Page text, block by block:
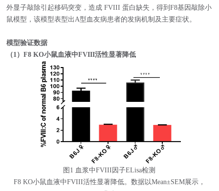
外显子敲除引起移码突变，造成 FVIII 蛋白缺失，得到F8基因敲除小
鼠模型，该模型表型出A型血友病患者的发病机制及主要症状。
模型验证数据
（1）F8 KO小鼠血液中FVIII活性显著降低
图1 血浆中FVIII因子ELisa检测
F8 KO小鼠血液中FVIII活性显著降低。数据以Mean±SEM展示，